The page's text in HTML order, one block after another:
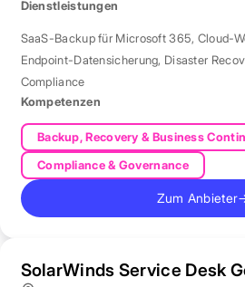
Dienstleistungen
SaaS-Backup für Microsoft 365, Cloud-
Endpoint-Datensicherung, Disaster
Compliance
Kompetenzen
Backup, Recovery & Business
Compliance & Governance
Zum Anbieter
SolarWinds Service Desk